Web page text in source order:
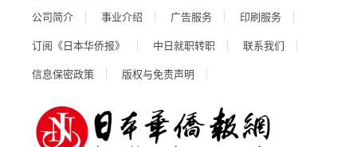
公司简介 事业介绍 广告服务
印刷服务
订阅《日本华侨报》
中日就职转职
联系我们
信息保密政策
版权与免责声明